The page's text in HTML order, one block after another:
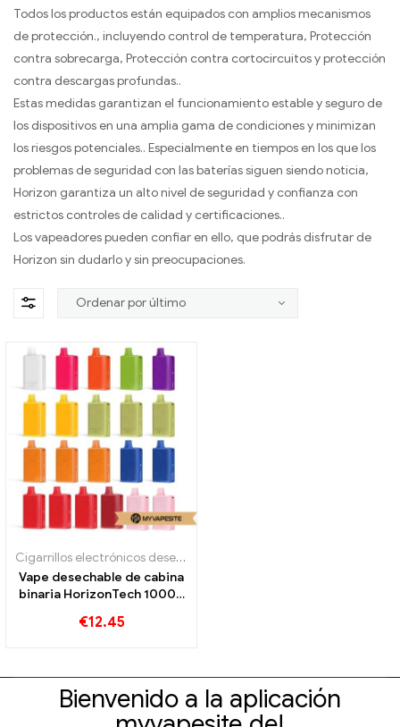
Todos los productos están equipados con amplios mecanismos
de protección., incluyendo control de temperatura, Protección
contra sobrecarga, Protección contra cortocircuitos y protección
contra descargas profundas..
Estas medidas garantizan el funcionamiento estable y seguro de
los dispositivos en una amplia gama de condiciones y minimizan
los riesgos potenciales.. Especialmente en tiempos en los que los
problemas de seguridad con las baterías siguen siendo noticia,
Horizon garantiza un alto nivel de seguridad y confianza con
estrictos controles de calidad y certificaciones..
Los vapeadores pueden confiar en ello, que podrás disfrutar de
Horizon sin dudarlo y sin preocupaciones.
Cigarrillos electrónicos desechables
Vape desechable de cabina
binaria HorizonTech 10000
€12.45
Bienvenido a la aplicación